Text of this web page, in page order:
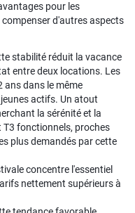
pour les
d'autres aspects
stabilité réduit la vacance
entre deux locations. Les
ans dans le même
actifs. Un atout
la sérénité et la
T3 fonctionnels, proches
plus demandés par cette
concentre l'essentiel
nettement supérieurs à